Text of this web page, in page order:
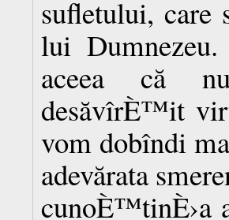
sufletului,
lui
aceea că
desăvîrÈ™it
vom dobîndi
adevărata
cunoÈ™tinÈ›a